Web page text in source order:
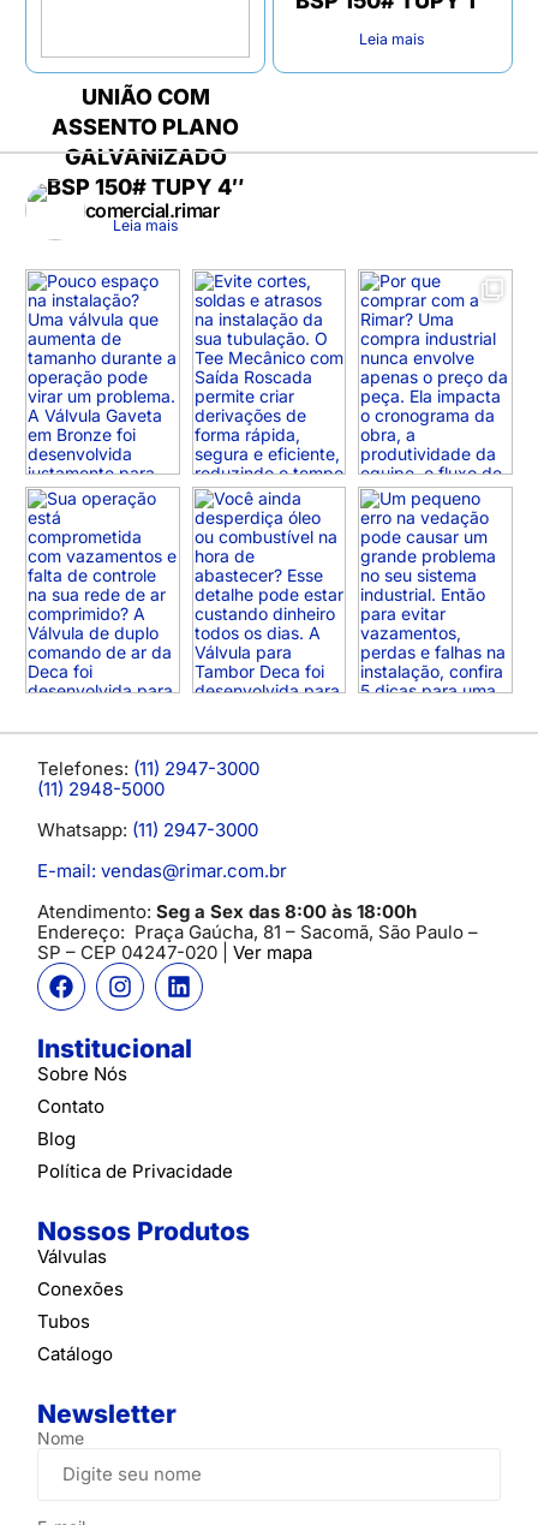
UNIÃO COM
ASSENTO PLANO
GALVANIZADO
BSP 150# TUPY 4″
Leia mais
Leia mais
comercial.rimar
Telefones: (11) 2947-3000
(11) 2948-5000
Whatsapp: (11) 2947-3000
E-mail: vendas@rimar.com.br
Atendimento: Seg a Sex das 8:00 às 18:00h
Endereço: Praça Gaúcha, 81 – Sacomã, São Paulo –
SP – CEP 04247-020 | Ver mapa
Institucional
Sobre Nós
Contato
Blog
Política de Privacidade
Nossos Produtos
Válvulas
Conexões
Tubos
Catálogo
Newsletter
Nome